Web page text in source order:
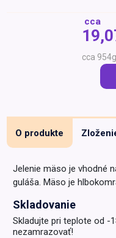
Darčekové
poukazy
Domáci miláčikovia
954g
O produkte
Jelenie mäso je vhodné
guláša. Mäso je
Skladovanie
Skladujte pri teplote od -
nezamrazovať!